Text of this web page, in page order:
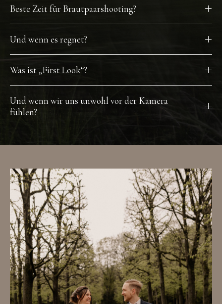
Beste Zeit für Brautpaarshooting?
Und wenn es regnet?
Was ist „First Look“?
Und wenn wir uns unwohl vor der Kamera
fühlen?